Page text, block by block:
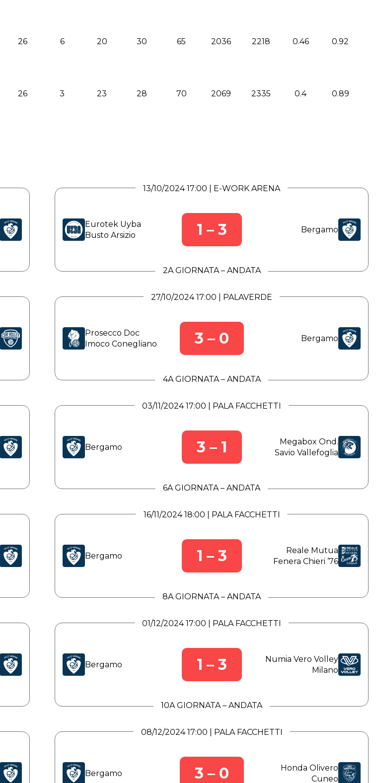
26 6 20 30 65 2036 2218 0.46 0.92
26 3 23 28 70 2069 2335 0.4 0.89
13/10/2024 17:00 | E-WORK ARENA
Eurotek Uyba
Busto Arsizio
1 – 3 Bergamo
2A GIORNATA – ANDATA
27/10/2024 17:00 | PALAVERDE
Prosecco Doc
Imoco Conegliano
3 – 0 Bergamo
4A GIORNATA – ANDATA
03/11/2024 17:00 | PALA FACCHETTI
Bergamo 3 – 1
Megabox Ond.
Savio Vallefoglia
6A GIORNATA – ANDATA
16/11/2024 18:00 | PALA FACCHETTI
Bergamo 1 – 3
Reale Mutua
Fenera Chieri ’76
8A GIORNATA – ANDATA
01/12/2024 17:00 | PALA FACCHETTI
Bergamo 1 – 3
Numia Vero Volley
Milano
10A GIORNATA – ANDATA
08/12/2024 17:00 | PALA FACCHETTI
Bergamo 3 – 0
Honda Olivero
Cuneo